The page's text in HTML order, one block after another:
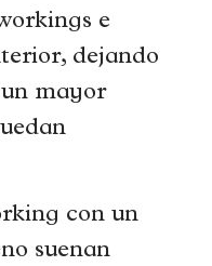
e
dejando
mayor
con un
suenan